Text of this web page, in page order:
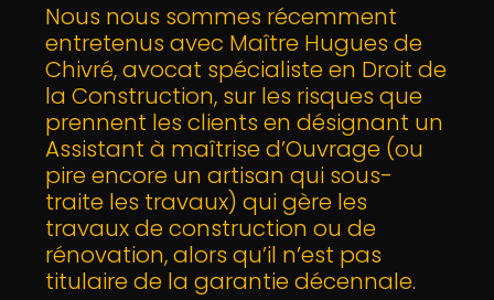
Nous nous sommes récemment
entretenus avec Maître Hugues de
Chivré, avocat spécialiste en Droit de
la Construction, sur les risques que
prennent les clients en désignant un
Assistant à maîtrise d’Ouvrage (ou
pire encore un artisan qui sous-
traite les travaux) qui gère les
travaux de construction ou de
rénovation, alors qu’il n’est pas
titulaire de la garantie décennale.